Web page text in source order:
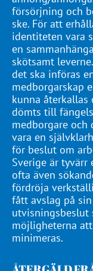
försörjning och
ske. För att
identiteten vara
en
skötsamt
det ska införas
medborgarskap
kunna
dömts till
medborgare
vara en
för beslut om
Sverige är tyvärr
ofta även
fördröja
fått avslag på
utvisningsbeslut
möjligheterna
minimeras.